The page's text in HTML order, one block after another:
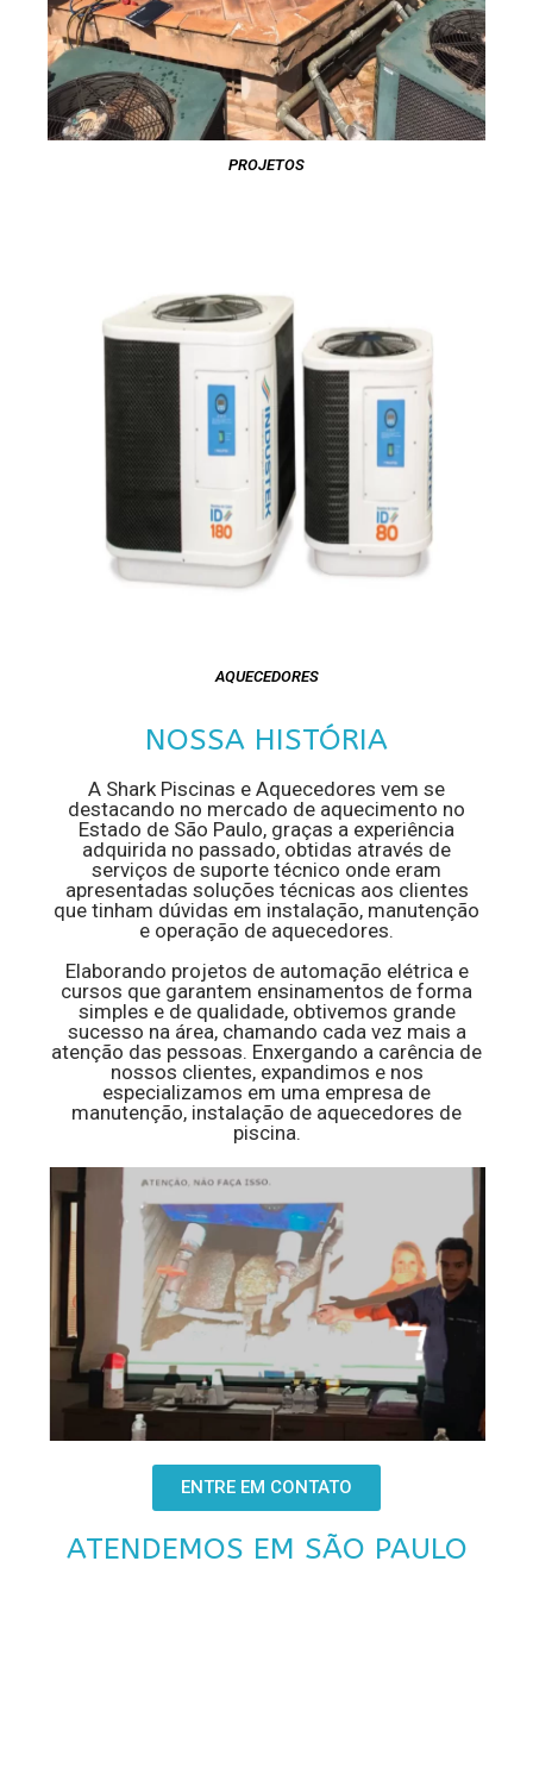
PROJETOS
AQUECEDORES
NOSSA HISTÓRIA
A Shark Piscinas e Aquecedores vem se
destacando no mercado de aquecimento no
Estado de São Paulo, graças a experiência
adquirida no passado, obtidas através de
serviços de suporte técnico onde eram
apresentadas soluções técnicas aos clientes
que tinham dúvidas em instalação, manutenção
e operação de aquecedores.
Elaborando projetos de automação elétrica e
cursos que garantem ensinamentos de forma
simples e de qualidade, obtivemos grande
sucesso na área, chamando cada vez mais a
atenção das pessoas. Enxergando a carência de
nossos clientes, expandimos e nos
especializamos em uma empresa de
manutenção, instalação de aquecedores de
piscina.
ENTRE EM CONTATO
ATENDEMOS EM SÃO PAULO